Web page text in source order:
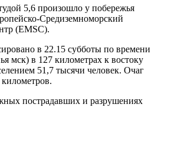
5,6 произошло у побережья
Средиземноморский
(EMSC).
в 22.15 субботы по времени
мск) в 127 километрах к востоку
51,7 тысячи человек. Очаг
километров.
пострадавших и разрушениях